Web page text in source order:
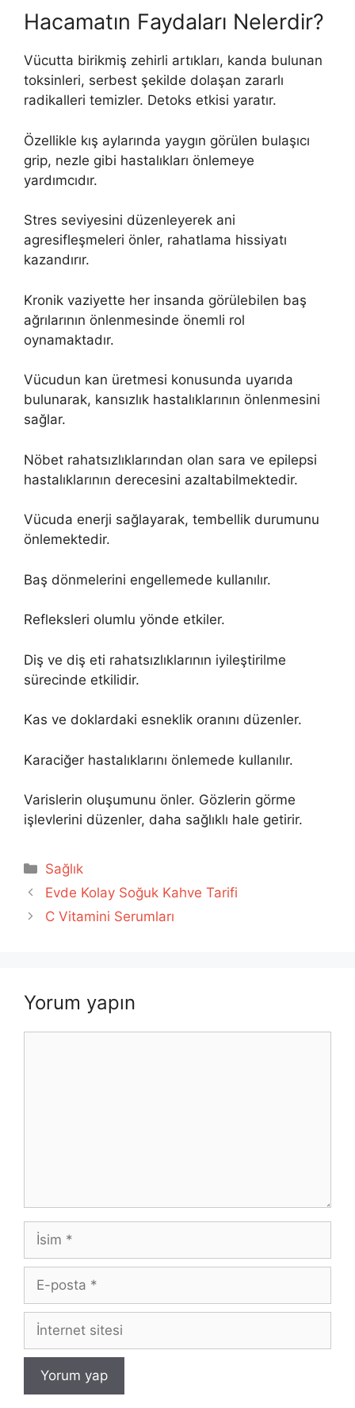
Hacamatın Faydaları Nelerdir?
Vücutta birikmiş zehirli artıkları, kanda bulunan
toksinleri, serbest şekilde dolaşan zararlı
radikalleri temizler. Detoks etkisi yaratır.
Özellikle kış aylarında yaygın görülen bulaşıcı
grip, nezle gibi hastalıkları önlemeye
yardımcıdır.
Stres seviyesini düzenleyerek ani
agresifleşmeleri önler, rahatlama hissiyatı
kazandırır.
Kronik vaziyette her insanda görülebilen baş
ağrılarının önlenmesinde önemli rol
oynamaktadır.
Vücudun kan üretmesi konusunda uyarıda
bulunarak, kansızlık hastalıklarının önlenmesini
sağlar.
Nöbet rahatsızlıklarından olan sara ve epilepsi
hastalıklarının derecesini azaltabilmektedir.
Vücuda enerji sağlayarak, tembellik durumunu
önlemektedir.
Baş dönmelerini engellemede kullanılır.
Refleksleri olumlu yönde etkiler.
Diş ve diş eti rahatsızlıklarının iyileştirilme
sürecinde etkilidir.
Kas ve doklardaki esneklik oranını düzenler.
Karaciğer hastalıklarını önlemede kullanılır.
Varislerin oluşumunu önler. Gözlerin görme
işlevlerini düzenler, daha sağlıklı hale getirir.
Kategoriler
Sağlık
Evde Kolay Soğuk Kahve Tarifi
C Vitamini Serumları
Yorum yapın
İsim
posta
İnternet